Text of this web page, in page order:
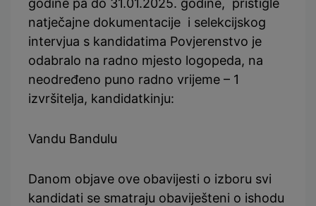
godine pa do 31.01.2025. godine, pristigle
natječajne dokumentacije i selekcijskog
intervjua s kandidatima Povjerenstvo je
odabralo na radno mjesto logopeda, na
neodređeno puno radno vrijeme – 1
izvršitelja, kandidatkinju:
Vandu Bandulu
Danom objave ove obavijesti o izboru svi
kandidati se smatraju obaviješteni o ishodu